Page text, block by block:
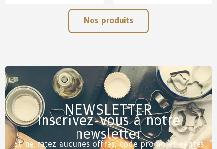
Nos produits
NEWSLETTER
Inscrivez-vous à notre
newsletter
Et ne ratez aucunes offres, code promo et ventes